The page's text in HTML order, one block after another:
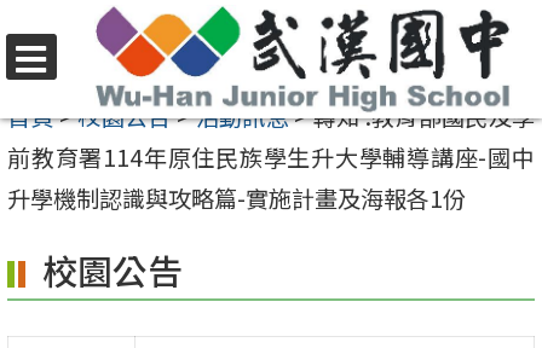
至
要
內
區
選
單
首頁>校園公告>活動訊息>轉知 :教育部國民及學
前教育署114年原住民族學生升大學輔導講座-國中
升學機制認識與攻略篇-實施計畫及海報各1份
校園公告